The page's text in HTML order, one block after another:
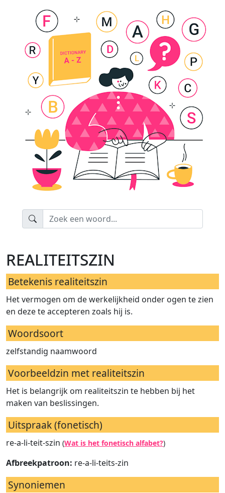
realiteitszin
Betekenis realiteitszin
Het vermogen om de werkelijkheid onder ogen te zien
en deze te accepteren zoals hij is.
Woordsoort
zelfstandig naamwoord
Voorbeeldzin met realiteitszin
Het is belangrijk om realiteitszin te hebben bij het
maken van beslissingen.
Uitspraak (fonetisch)
re-a-li-teit-szin (Wat is het fonetisch alfabet?)
Afbreekpatroon: re-a-li-teits-zin
Synoniemen